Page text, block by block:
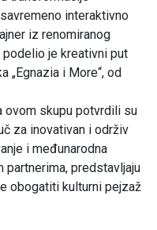
interaktivno
iz renomiranog
je kreativni put
„Egnazia i More“, od
ovom skupu potvrdili su
za inovativan i održiv
i međunarodna
partnerima, predstavljaju
obogatiti kulturni pejzaž